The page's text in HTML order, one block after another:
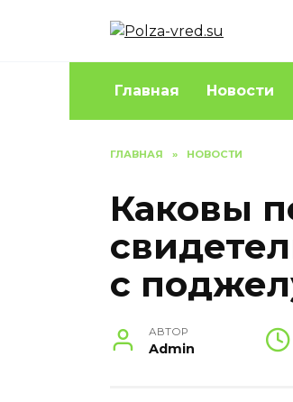
Главная Новости
ГЛАВНАЯ » НОВОСТИ
Каковы
с
АВТОР
Admin